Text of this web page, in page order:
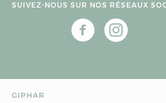
SUIVEZ-NOUS SUR NOS RÉSEAUX
GIPHAR